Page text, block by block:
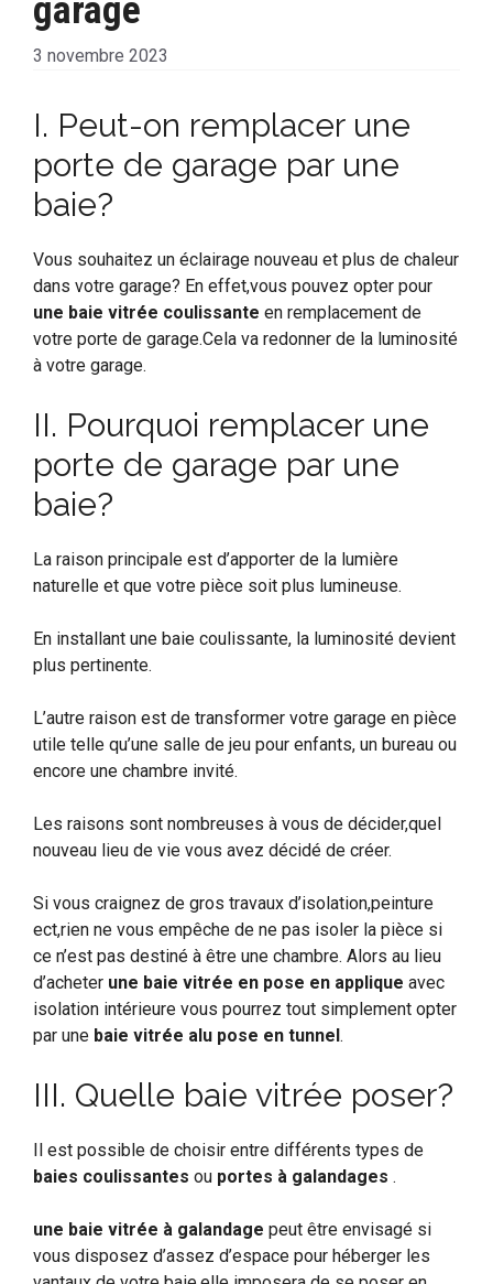
garage
3 novembre 2023
I. Peut-on remplacer une
porte de garage par une
baie?
Vous souhaitez un éclairage nouveau et plus de chaleur
dans votre garage? En effet,vous pouvez opter pour
une baie vitrée coulissante en remplacement de
votre porte de garage.Cela va redonner de la luminosité
à votre garage.
II. Pourquoi remplacer une
porte de garage par une
baie?
La raison principale est d’apporter de la lumière
naturelle et que votre pièce soit plus lumineuse.
En installant une baie coulissante, la luminosité devient
plus pertinente.
L’autre raison est de transformer votre garage en pièce
utile telle qu’une salle de jeu pour enfants, un bureau ou
encore une chambre invité.
Les raisons sont nombreuses à vous de décider,quel
nouveau lieu de vie vous avez décidé de créer.
Si vous craignez de gros travaux d’isolation,peinture
ect,rien ne vous empêche de ne pas isoler la pièce si
ce n’est pas destiné à être une chambre. Alors au lieu
d’acheter une baie vitrée en pose en applique avec
isolation intérieure vous pourrez tout simplement opter
par une baie vitrée alu pose en tunnel .
III. Quelle baie vitrée poser?
Il est possible de choisir entre différents types de
baies coulissantes ou portes à galandages .
une baie vitrée à galandage peut être envisagé si
vous disposez d’assez d’espace pour héberger les